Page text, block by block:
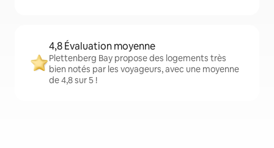
4,8 Évaluation moyenne
Plettenberg Bay propose des logements très
bien notés par les voyageurs, avec une moyenne
de 4,8 sur 5 !